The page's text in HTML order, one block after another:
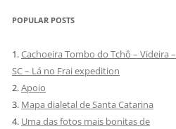
POPULAR POSTS
1.Cachoeira Tombo do Tchô – Videira –
SC – Lá no Frai expedition
2.Apoio
3. Mapa dialetal de Santa Catarina
4. Uma das fotos mais bonitas de